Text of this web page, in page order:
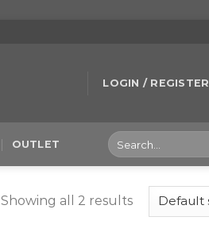
LOGIN / REGISTER
OUTLET
Search
for:
Showing all 2 results